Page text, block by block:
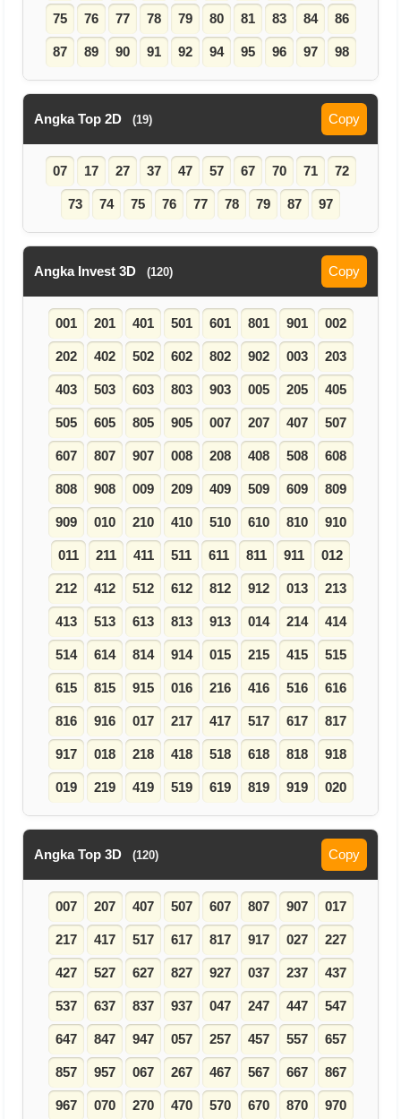
75 76 77 78 79 80 81 83 84 86
87 89 90 91 92 94 95 96 97 98
Angka Top 2D (19) Copy
07 17 27 37 47 57 67 70 71 72
73 74 75 76 77 78 79 87 97
Angka Invest 3D (120) Copy
001 201 401 501 601 801 901 002
202 402 502 602 802 902 003 203
403 503 603 803 903 005 205 405
505 605 805 905 007 207 407 507
607 807 907 008 208 408 508 608
808 908 009 209 409 509 609 809
909 010 210 410 510 610 810 910
011 211 411 511 611 811 911 012
212 412 512 612 812 912 013 213
413 513 613 813 913 014 214 414
514 614 814 914 015 215 415 515
615 815 915 016 216 416 516 616
816 916 017 217 417 517 617 817
917 018 218 418 518 618 818 918
019 219 419 519 619 819 919 020
Angka Top 3D (120) Copy
007 207 407 507 607 807 907 017
217 417 517 617 817 917 027 227
427 527 627 827 927 037 237 437
537 637 837 937 047 247 447 547
647 847 947 057 257 457 557 657
857 957 067 267 467 567 667 867
967 070 270 470 570 670 870 970